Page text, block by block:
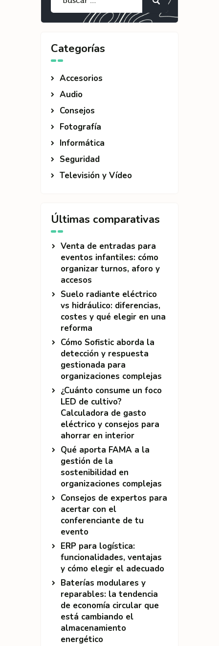
Categorías
Accesorios
Audio
Consejos
Fotografía
Informática
Seguridad
Televisión y Vídeo
Últimas comparativas
Venta de entradas para
eventos infantiles: cómo
organizar turnos, aforo y
accesos
Suelo radiante eléctrico
vs hidráulico: diferencias,
costes y qué elegir en una
reforma
Cómo Sofistic aborda la
detección y respuesta
gestionada para
organizaciones complejas
¿Cuánto consume un foco
LED de cultivo?
Calculadora de gasto
eléctrico y consejos para
ahorrar en interior
Qué aporta FAMA a la
gestión de la
sostenibilidad en
organizaciones complejas
Consejos de expertos para
acertar con el
conferenciante de tu
evento
ERP para logística:
funcionalidades, ventajas
y cómo elegir el adecuado
Baterías modulares y
reparables: la tendencia
de economía circular que
está cambiando el
almacenamiento
energético